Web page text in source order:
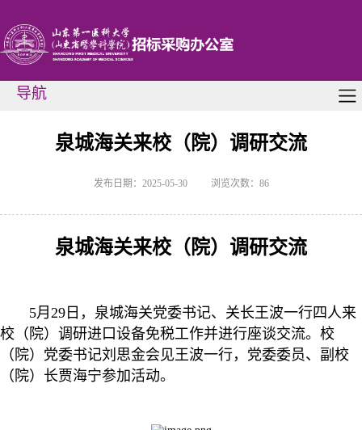
导航
泉城海关来校（院）调研交流
发布日期：2025-05-30 浏览次数： 86
泉城海关来校（院）调研交流
5月 29 日，泉城海关党委书记、 关长王波一行四人来
校（院）调研进口设备免税工作并进行座谈交流。校
（院）党委书记刘思金会见王波一行，党委委员、副校
（院）长贾海宁参加活动。